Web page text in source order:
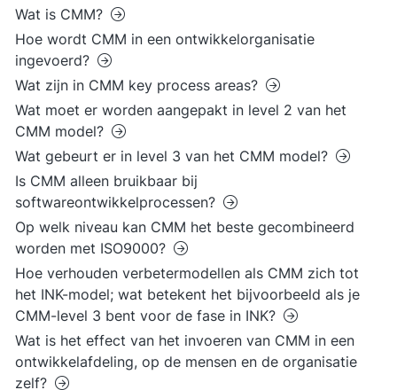
Wat is CMM?
Hoe wordt CMM in een ontwikkelorganisatie
ingevoerd?
Wat zijn in CMM key process areas?
Wat moet er worden aangepakt in level 2 van het
CMM model?
Wat gebeurt er in level 3 van het CMM model?
Is CMM alleen bruikbaar bij
softwareontwikkelprocessen?
Op welk niveau kan CMM het beste gecombineerd
worden met ISO9000?
Hoe verhouden verbetermodellen als CMM zich tot
het INK-model; wat betekent het bijvoorbeeld als je
CMM-level 3 bent voor de fase in INK?
Wat is het effect van het invoeren van CMM in een
ontwikkelafdeling, op de mensen en de organisatie
zelf?